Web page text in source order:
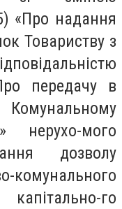
«Про надання
Товариству з
передачу в
нерухо-мого
дозволу
го